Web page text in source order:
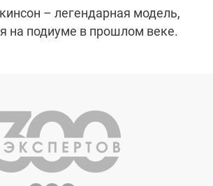
– легендарная модель,
на подиуме в прошлом веке.
Дикинсон действительно
мире моды небывалых высот.
в молодости считалась
супермоделью и проявила